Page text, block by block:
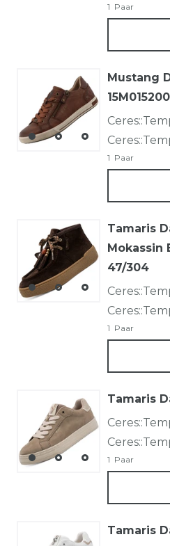
1 Paar
Mustang
1 Paar
Tamaris
Mokassin
47/304
1 Paar
Tamaris
1 Paar
Tamaris